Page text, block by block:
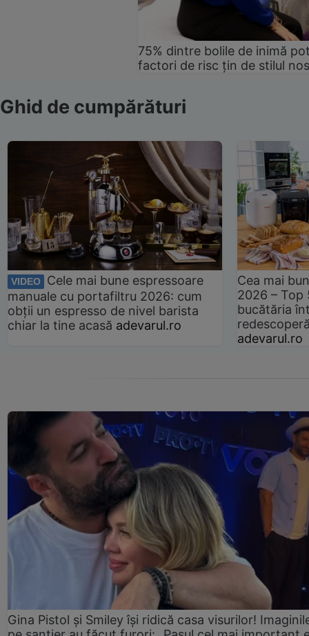
75% dintre bolile de inimă
factori de risc țin de stilul
Ghid de cumpărături
VIDEO
Cele mai bune espressoare
manuale cu portafiltru 2026: cum
obții un espresso de nivel barista
chiar la tine acasă adevarul.ro
Cea mai
2026 –
bucătăria
adevarul.ro
Gina Pistol și Smiley își ridică casa visurilor!